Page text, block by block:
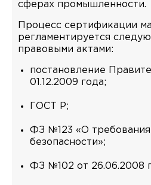
сферах промышленности.
Процесс сертификации
регламентируется
правовыми актами:
постановление
01.12.2009 года;
ГОСТ Р;
ФЗ №123 «О
безопасности»;
ФЗ №102 от 26.06.2008